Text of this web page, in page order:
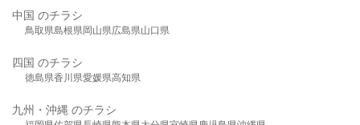
中国 のチラシ
鳥取県島根県岡山県広島県山口県
四国 のチラシ
徳島県香川県愛媛県高知県
九州・沖縄 のチラシ